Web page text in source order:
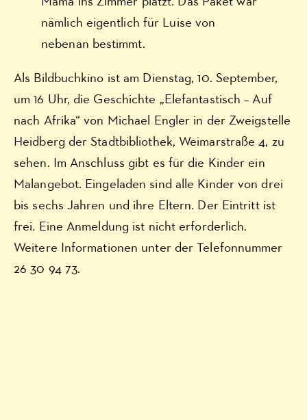
nämlich eigentlich für Luise von
nebenan bestimmt.
Als Bildbuchkino ist am Dienstag, 10. September,
um 16 Uhr, die Geschichte „Elefantastisch – Auf
nach Afrika“ von Michael Engler in der Zweigstelle
Heidberg der Stadtbibliothek, Weimarstraße 4, zu
sehen. Im Anschluss gibt es für die Kinder ein
Malangebot. Eingeladen sind alle Kinder von drei
bis sechs Jahren und ihre Eltern. Der Eintritt ist
frei. Eine Anmeldung ist nicht erforderlich.
Weitere Informationen unter der Telefonnummer
26 30 94 73.